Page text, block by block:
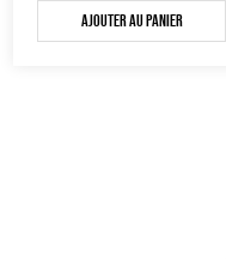
Agriculture Biologique
Ajouter au panier